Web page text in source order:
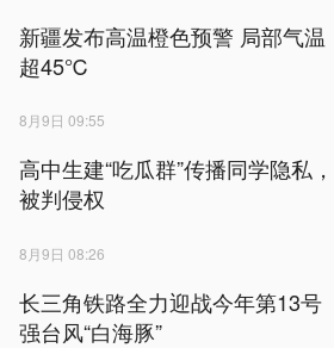
新疆发布高温橙色预警 局部气温
超45℃
8月9日 09:55
高中生建“吃瓜群”传播同学隐私，
被判侵权
8月9日 08:26
长三角铁路全力迎战今年第13号
强台风“白海豚”